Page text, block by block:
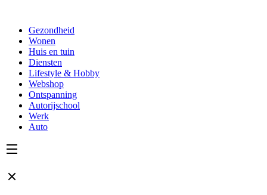
Gezondheid
Wonen
Huis en tuin
Diensten
Lifestyle & Hobby
Webshop
Ontspanning
Autorijschool
Werk
Auto